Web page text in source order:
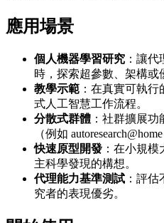
應用場景
個人機器學習研究 ：讓
時，探索超參數、架構或
教學示範 ：在真實可執
式人工智慧工作流程。
分散式群體 ：社群擴展
（例如
快速原型開發 ：在小規
主科學發現的構想。
代理能力基準測試 ：評
究者的表現優劣。